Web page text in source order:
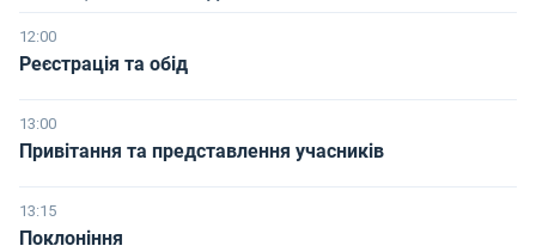
12:00
Реєстрація та обід
13:00
Привітання та представлення учасників
13:15
Поклоніння